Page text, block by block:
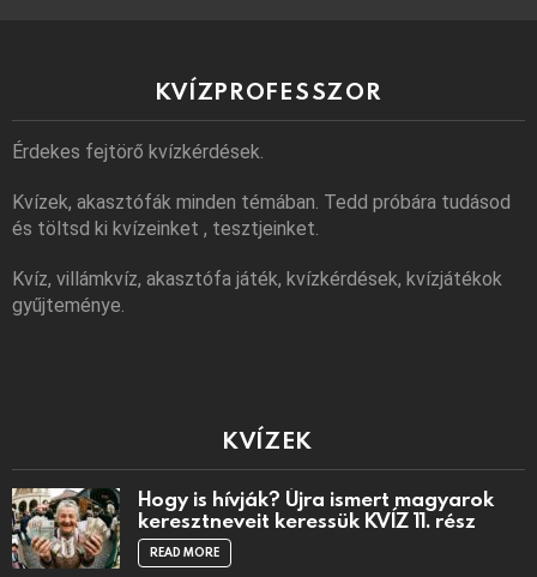
KVÍZPROFESSZOR
Érdekes fejtörő kvízkérdések.
Kvízek, akasztófák minden témában. Tedd próbára tudásod
és töltsd ki kvízeinket , tesztjeinket.
Kvíz, villámkvíz, akasztófa játék, kvízkérdések, kvízjátékok
gyűjteménye.
KVÍZEK
Hogy is hívják? Újra ismert magyarok
keresztneveit keressük KVÍZ 11. rész
READ MORE